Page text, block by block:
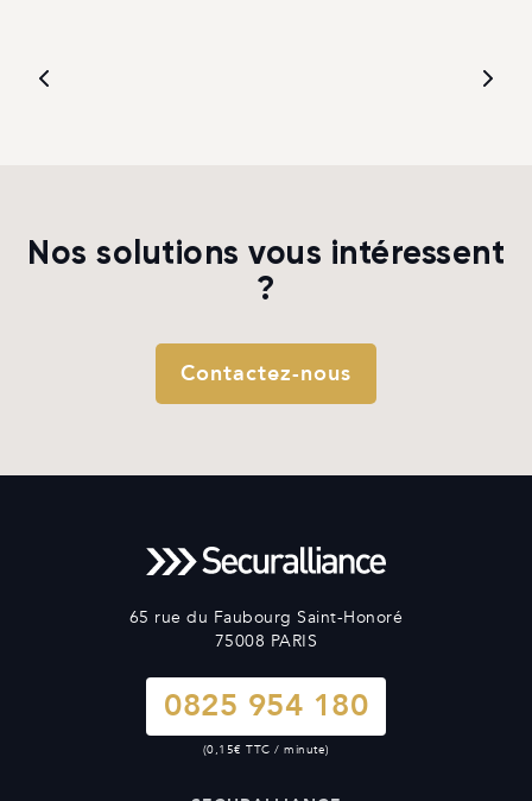
Nos solutions vous intéressent
?
Contactez-nous
65 rue du Faubourg Saint-Honoré
75008 PARIS
0825 954 180
(0,15€ TTC / minute)